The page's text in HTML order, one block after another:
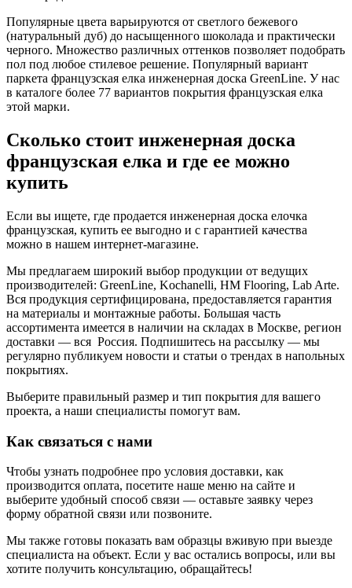
Популярные цвета варьируются от светлого бежевого
(натуральный дуб) до насыщенного шоколада и практически
черного. Множество различных оттенков позволяет подобрать
пол под любое стилевое решение. Популярный вариант
паркета французская елка инженерная доска GreenLine. У нас
в каталоге более 77 вариантов покрытия французская елка
этой марки.
Сколько стоит инженерная доска
французская елка и где ее можно
купить
Если вы ищете, где продается инженерная доска елочка
французская, купить ее выгодно и с гарантией качества
можно в нашем интернет-магазине.
Мы предлагаем широкий выбор продукции от ведущих
производителей: GreenLine, Kochanelli, HM Flooring, Lab Arte.
Вся продукция сертифицирована, предоставляется гарантия
на материалы и монтажные работы. Большая часть
ассортимента имеется в наличии на складах в Москве, регион
доставки — вся Россия. Подпишитесь на рассылку — мы
регулярно публикуем новости и статьи о трендах в напольных
покрытиях.
Выберите правильный размер и тип покрытия для вашего
проекта, а наши специалисты помогут вам.
Как связаться с нами
Чтобы узнать подробнее про условия доставки, как
производится оплата, посетите наше меню на сайте и
выберите удобный способ связи — оставьте заявку через
форму обратной связи или позвоните.
Мы также готовы показать вам образцы вживую при выезде
специалиста на объект. Если у вас остались вопросы, или вы
хотите получить консультацию, обращайтесь!